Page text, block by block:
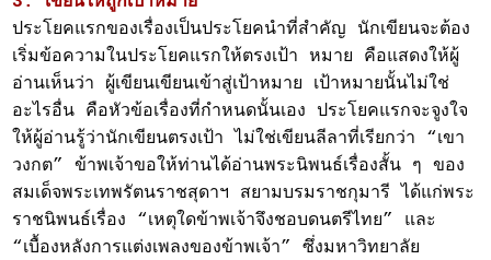
ประโยคแรกของเรื่องเป็นประโยคนำที่สำคัญ นักเขียนจะต้อง
เริ่มข้อความในประโยคแรกให้ตรงเป้า หมาย คือแสดงให้ผู้
อ่านเห็นว่า ผู้เขียนเขียนเข้าสู่เป้าหมาย เป้าหมายนั้นไม่ใช่
อะไรอื่น คือหัวข้อเรื่องที่กำหนดนั้นเอง ประโยคแรกจะจูงใจ
ให้ผู้อ่านรู้ว่านักเขียนตรงเป้า ไม่ใช่เขียนลีลาที่เรียกว่า “เขา
วงกต” ข้าพเจ้าขอให้ท่านได้อ่านพระนิพนธ์เรื่องสั้น ๆ ของ
สมเด็จพระเทพรัตนราชสุดาฯ สยามบรมราชกุมารี ได้แก่พระ
ราชนิพนธ์เรื่อง “เหตุใดข้าพเจ้าจึงชอบดนตรีไทย” และ
“เบื้องหลังการแต่งเพลงของข้าพเจ้า” ซึ่งมหาวิทยาลัย